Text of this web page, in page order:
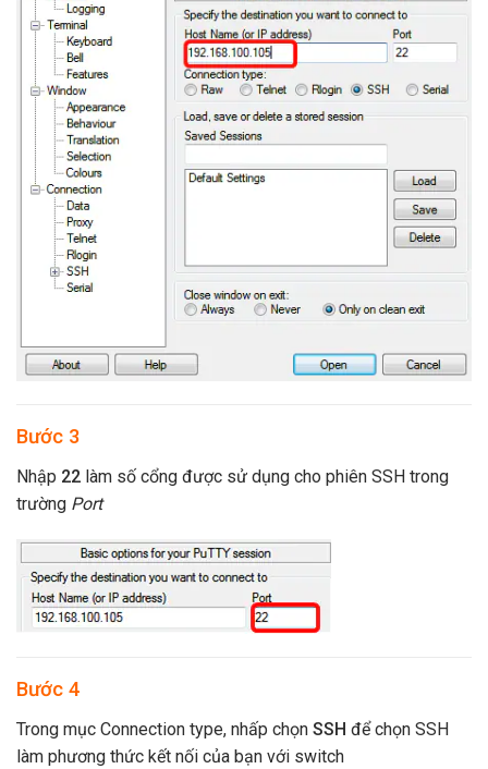
Bước 3
Nhập 22 làm số cổng được sử dụng cho phiên SSH trong
trường Port
Bước 4
Trong mục Connection type, nhấp chọn SSH để chọn SSH
làm phương thức kết nối của bạn với switch